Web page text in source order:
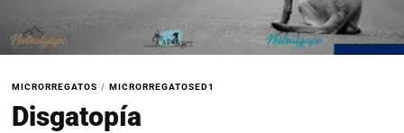
MICRORREGATOS / MICRORREGATOSED1
Disgatopía